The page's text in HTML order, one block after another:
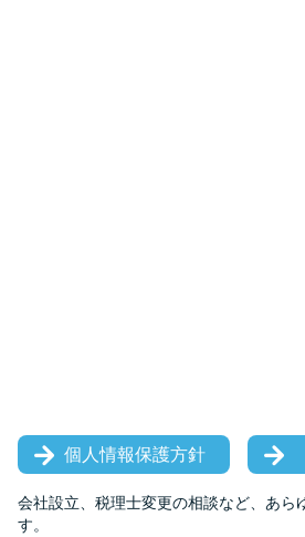
個人情報保護方針
会社設立、税理士変更の相談など、あら
す。